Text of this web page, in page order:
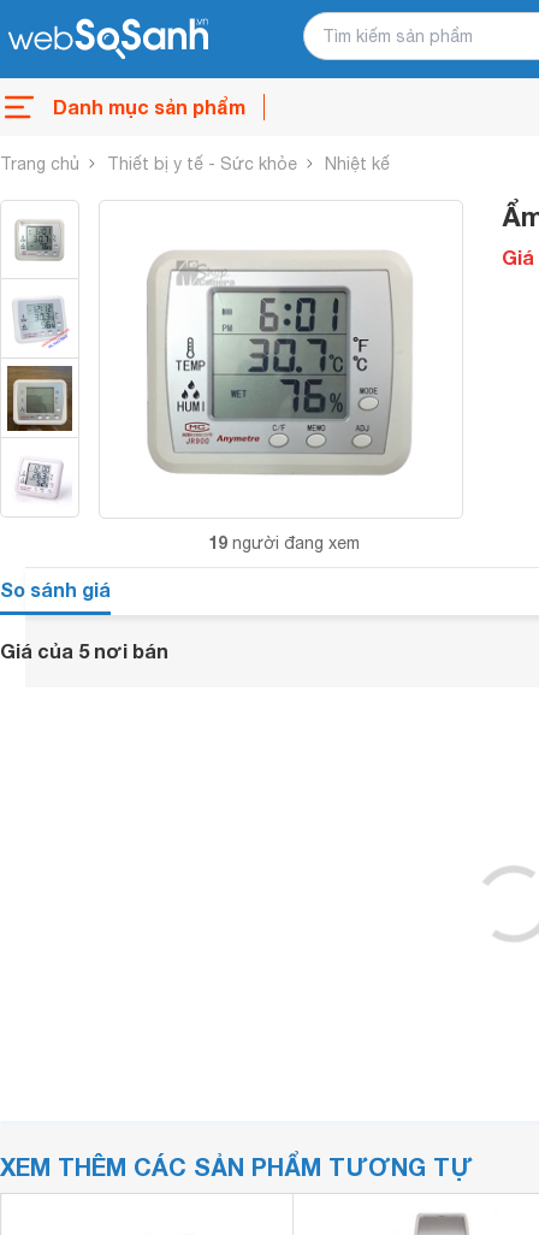
Danh mục sản phẩm
Trang chủ Thiết bị y tế - Sức khỏe Nhiệt kế
19 người đang xem
So sánh giá
Giá của 5 nơi bán
XEM THÊM CÁC SẢN PHẨM TƯƠNG TỰ